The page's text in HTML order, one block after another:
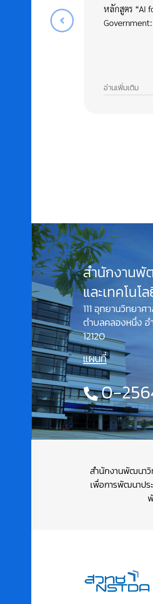
หลักสูตร “AI
Government:
อ่านเพิ่มเติม
สำนักงานพั
และเทคโนโ
111 อุทยานวิทยา
ตำบลคลองหนึ่ง
12120
แผนที่
0-
สำนักงานพัฒนาวิ
เพื่อการพัฒนาปร